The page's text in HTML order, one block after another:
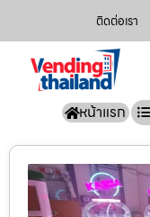
ติดต่อเรา
หน้าแรก